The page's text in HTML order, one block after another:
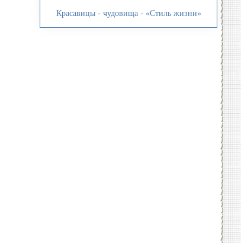
Красавицы - чудовища - «Стиль жизни»